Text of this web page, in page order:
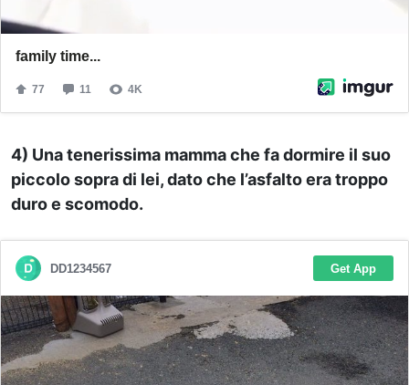
4) Una tenerissima mamma che fa dormire il suo
piccolo sopra di lei, dato che l’asfalto era troppo
duro e scomodo.